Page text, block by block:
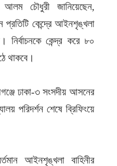
আলম চৌধুরী জানিয়েছেন,
প্রতিটি কেন্দ্রে আইনশৃঙ্খলা
নির্বাচনকে কেন্দ্র করে ৮০
থাকবে।
ঢাকা-৩ সংসদীয় আসনের
পরিদর্শন শেষে ব্রিফিংয়ে
আইনশৃঙ্খলা বাহিনীর